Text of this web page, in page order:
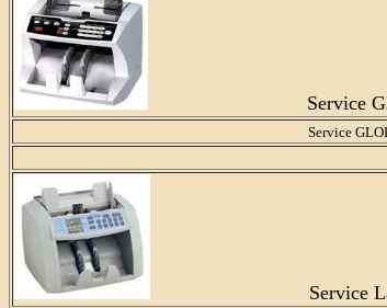
Service
Service
Service